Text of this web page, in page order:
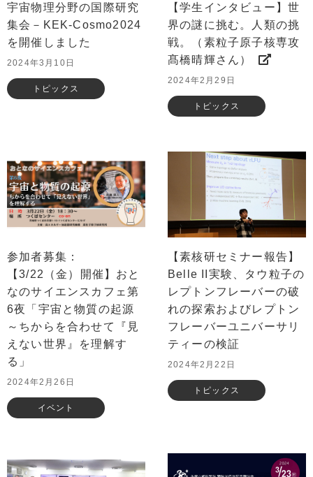
宇宙物理分野の国際研究
集会－KEK-Cosmo2024
を開催しました
2024年3月10日
トピックス
【学生インタビュー】世
界の謎に挑む。人類の挑
戦。（素粒子原子核専攻
髙橋晴輝さん）
2024年2月29日
トピックス
参加者募集：
【3/22（金）開催】おと
なのサイエンスカフェ第
6夜「宇宙と物質の起源
～ちからを合わせて『見
えない世界』を理解す
る」
2024年2月26日
イベント
【素核研セミナー報告】
Belle II実験、タウ粒子の
レプトンフレーバーの破
れの探索およびレプトン
フレーバーユニバーサリ
ティーの検証
2024年2月22日
トピックス